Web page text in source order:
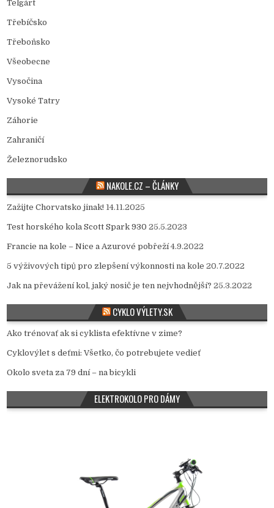
Telgárt
Třebíčsko
Třeboňsko
Všeobecne
Vysočina
Vysoké Tatry
Záhorie
Zahraničí
Železnorudsko
NAKOLE.CZ – ČLÁNKY
Zažijte Chorvatsko jinak! 14.11.2025
Test horského kola Scott Spark 930 25.5.2023
Francie na kole – Nice a Azurové pobřeží 4.9.2022
5 výživových tipů pro zlepšení výkonnosti na kole 20.7.2022
Jak na převážení kol, jaký nosič je ten nejvhodnější? 25.3.2022
CYKLO VÝLETY.SK
Ako trénovať ak si cyklista efektívne v zime?
Cyklovýlet s deťmi: Všetko, čo potrebujete vedieť
Okolo sveta za 79 dní – na bicykli
ELEKTROKOLO PRO DÁMY